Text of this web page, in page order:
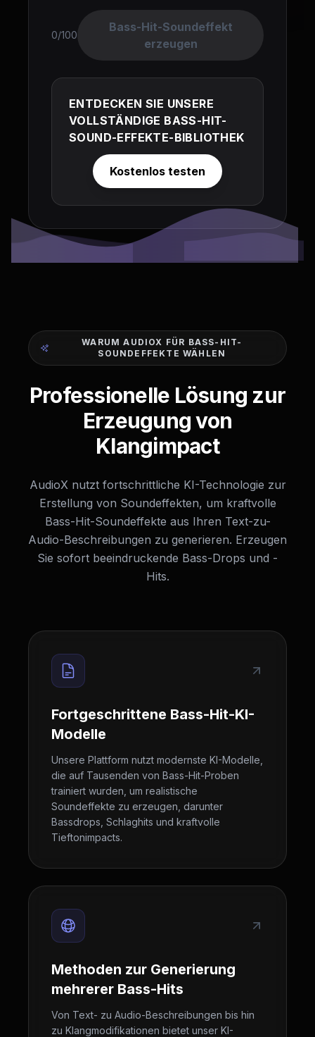
0/100
Bass-Hit-Soundeffekt
erzeugen
ENTDECKEN SIE UNSERE
VOLLSTÄNDIGE BASS-HIT-
SOUND-EFFEKTE-BIBLIOTHEK
Kostenlos testen
WARUM AUDIOX FÜR BASS-HIT-
SOUNDEFFEKTE WÄHLEN
Professionelle Lösung zur
Erzeugung von
Klangimpact
AudioX nutzt fortschrittliche KI-Technologie zur
Erstellung von Soundeffekten, um kraftvolle
Bass-Hit-Soundeffekte aus Ihren Text-zu-
Audio-Beschreibungen zu generieren. Erzeugen
Sie sofort beeindruckende Bass-Drops und -
Hits.
Fortgeschrittene Bass-Hit-KI-
Modelle
Unsere Plattform nutzt modernste KI-Modelle,
die auf Tausenden von Bass-Hit-Proben
trainiert wurden, um realistische
Soundeffekte zu erzeugen, darunter
Bassdrops, Schlaghits und kraftvolle
Tieftonimpacts.
Methoden zur Generierung
mehrerer Bass-Hits
Von Text- zu Audio-Beschreibungen bis hin
zu Klangmodifikationen bietet unser KI-